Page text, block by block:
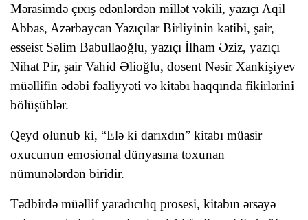
Mərasimdə çıxış edənlərdən millət vəkili, yazıçı Aqil
Abbas, Azərbaycan Yazıçılar Birliyinin katibi, şair,
esseist Səlim Babullaoğlu, yazıçı İlham Əziz, yazıçı
Nihat Pir, şair Vahid Əlioğlu, dosent Nəsir Xankişiyev
müəllifin ədəbi fəaliyyəti və kitabı haqqında fikirlərini
bölüşüblər.
Qeyd olunub ki, “Elə ki darıxdın” kitabı müasir
oxucunun emosional dünyasına toxunan
nümunələrdən biridir.
Tədbirdə müəllif yaradıcılıq prosesi, kitabın ərsəyə